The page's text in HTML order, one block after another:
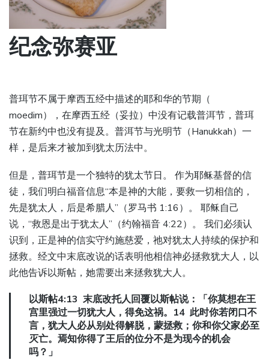
纪念弥赛亚
普珥节不属于摩西五经中描述的耶和华的节期（
moedim），在摩西五经（妥拉）中没有记载普洱节，普珥
节在新约中也没有提及。普洱节与光明节（Hanukkah）一
样，是后来才被加到犹太历法中。
但是，普珥节是一个独特的犹太节日。 作为耶稣基督的信
徒，我们明白福音信息“本是神的大能，要救一切相信的，
先是犹太人，后是希腊人”（罗马书 1:16）。 耶稣自己
说，“救恩是出于犹太人”（约翰福音 4:22）。 我们必须认
识到，正是神的信实守约施慈爱，祂对犹太人持续的保护和
拯救。经文中末底改说的话表明他相信神必拯救犹大人，以
此他告诉以斯帖，她需要出来拯救犹大人。
以斯帖4:13 末底改托人回覆以斯帖说：「你莫想在王
宫里强过一切犹大人，得免这祸。14 此时你若闭口不
言，犹大人必从别处得解脱，蒙拯救；你和你父家必至
灭亡。焉知你得了王后的位分不是为现今的机会
吗？」